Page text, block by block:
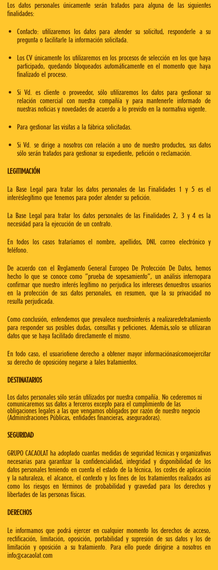
Los datos personales únicamente serán tratados para alguna de las siguientes
finalidades:
Contacto: utilizaremos los datos para atender su solicitud, responderle a su
pregunta o facilitarle la información solicitada.
Los CV únicamente los utilizaremos en los procesos de selección en los que haya
participado, quedando bloqueados automáticamente en el momento que haya
finalizado el proceso.
Si Vd. es cliente o proveedor, sólo utilizaremos los datos para gestionar su
relación comercial con nuestra compañía y para mantenerle informado de
nuestras noticias y novedades de acuerdo a lo previsto en la normativa vigente.
Para gestionar las visitas a la fábrica solicitadas.
Si Vd. se dirige a nosotros con relación a uno de nuestro productos, sus datos
sólo serán tratados para gestionar su expediente, petición o reclamación.
LEGITIMACIÓN
La Base Legal para tratar los datos personales de las Finalidades 1 y 5 es el
interéslegítimo que tenemos para poder atender su petición.
La Base Legal para tratar los datos personales de las Finalidades 2, 3 y 4 es la
necesidad para la ejecución de un contrato.
En todos los casos trataríamos el nombre, apellidos, DNI, correo electrónico y
teléfono.
De acuerdo con el Reglamento General Europeo De Protección De Datos, hemos
hecho lo que se conoce como “prueba de sopesamiento”, un análisis internopara
confirmar que nuestro interés legítimo no perjudica los intereses denuestros usuarios
en la protección de sus datos personales, en resumen, que la su privacidad no
resulta perjudicada.
Como conclusión, entendemos que prevalece nuestrointerés a realizarestetratamiento
para responder sus posibles dudas, consultas y peticiones. Además,solo se utilizaran
datos que se haya facilitado directamente el mismo.
En todo caso, el usuariotiene derecho a obtener mayor informaciónasícomoejercitar
su derecho de oposicióny negarse a tales tratamientos.
DESTINATARIOS
Los datos personales sólo serán utilizados por nuestra compañía. No cederemos ni
comunicaremos sus datos a terceros excepto para el cumplimiento de las
obligaciones legales a las que vengamos obligados por razón de nuestro negocio
(Administraciones Públicas, entidades financieras, aseguradoras).
SEGURIDAD
GRUPO CACAOLAT ha adoptado cuantas medidas de seguridad técnicas y organizativas
necesarias para garantizar la confidencialidad, integridad y disponibilidad de los
datos personales teniendo en cuenta el estado de la técnica, los costes de aplicación
y la naturaleza, el alcance, el contexto y los fines de los tratamientos realizados así
como los riesgos en términos de probabilidad y gravedad para los derechos y
libertades de las personas físicas.
DERECHOS
Le informamos que podrá ejercer en cualquier momento los derechos de acceso,
rectificación, limitación, oposición, portabilidad y supresión de sus datos y los de
limitación y oposición a su tratamiento. Para ello puede dirigirse a nosotros en
info@cacaolat.com